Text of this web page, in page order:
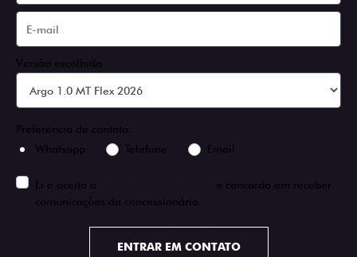
Versão escolhida
Preferência de contato:
Whatsapp
Telefone Email
Li e aceito a
e concordo em receber
comunicações da concessionária.
ENTRAR EM CONTATO